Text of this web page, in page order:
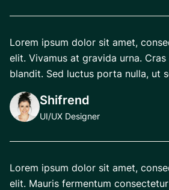
Lorem ipsum dolor sit amet,
elit. Vivamus at gravida urna.
blandit. Sed luctus porta nulla, ut
Shifrend
UI/UX Designer
Lorem ipsum dolor sit amet,
elit. Mauris fermentum